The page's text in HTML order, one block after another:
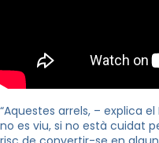
“Aquestes arrels, – explica
no es viu, si no està cuidat